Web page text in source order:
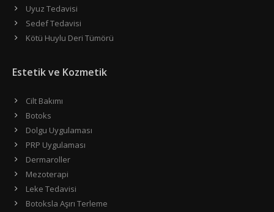
Uyuz Tedavisi
Sedef Tedavisi
Kötü Huylu Deri Tümörü
Estetik ve Kozmetik
Cilt Bakımı
Botoks
Dolgu Uygulaması
PRP Uygulaması
Dermaroller
Mezoterapi
Leke Tedavisi
Botoksla Aşırı Terleme